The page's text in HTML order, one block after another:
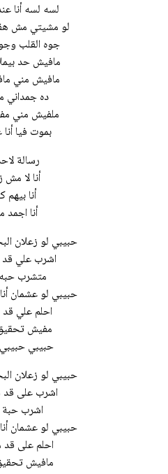
لسه لسه أنا
لو مشيتي مش
جوه القلب
مافيش حد
مافيش مني
ده جمداني
ملفيش مني
بموت فيا
رسالة
أنا لا مش
أنا بيهم
أنا اجمد
حبيبي لو زعلان
اشرب علي
متشرب
حبيبي لو عشمان
احلم علي قد
مفيش
حبيبي
حبيبي لو زعلان
اشرب على
اشرب حبة
حبيبي لو عشمان
احلم على قد
مافيش